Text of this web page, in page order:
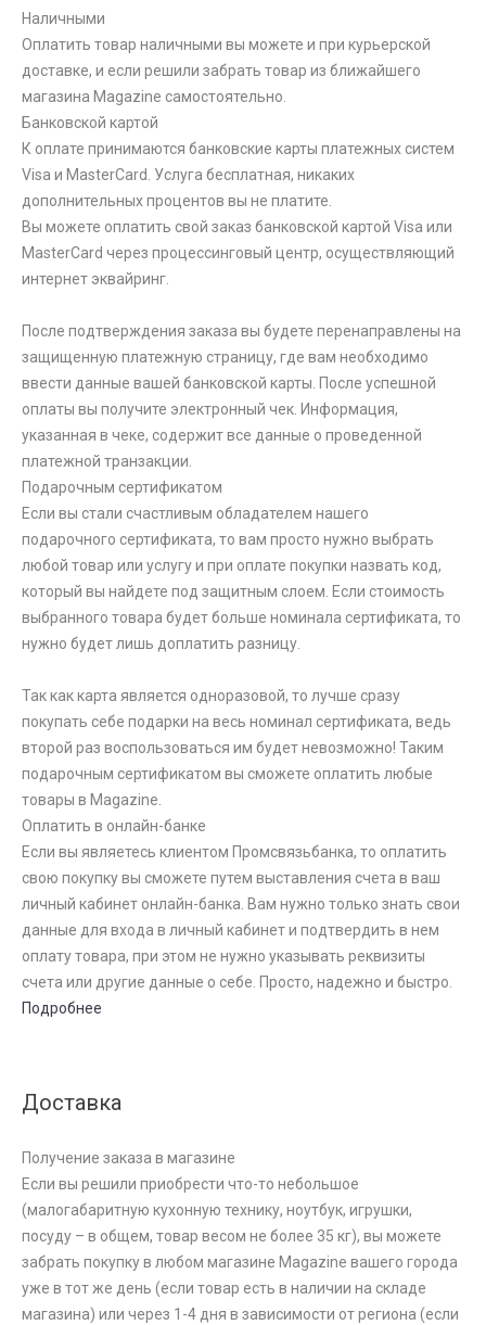
Наличными
Оплатить товар наличными вы можете и при курьерской
доставке, и если решили забрать товар из ближайшего
магазина Magazine самоcтоятельно.
Банковской картой
К оплате принимаются банковские карты платежных систем
Visa и MasterCard. Услуга бесплатная, никаких
дополнительных процентов вы не платите.
Вы можете оплатить свой заказ банковской картой Visa или
MasterCard через процессинговый центр, осуществляющий
интернет эквайринг.
После подтверждения заказа вы будете перенаправлены на
защищенную платежную страницу, где вам необходимо
ввести данные вашей банковской карты. После успешной
оплаты вы получите электронный чек. Информация,
указанная в чеке, содержит все данные о проведенной
платежной транзакции.
Подарочным сертификатом
Если вы стали счастливым обладателем нашего
подарочного сертификата, то вам просто нужно выбрать
любой товар или услугу и при оплате покупки назвать код,
который вы найдете под защитным слоем. Если стоимость
выбранного товара будет больше номинала сертификата, то
нужно будет лишь доплатить разницу.
Так как карта является одноразовой, то лучше сразу
покупать себе подарки на весь номинал сертификата, ведь
второй раз воспользоваться им будет невозможно! Таким
подарочным сертификатом вы сможете оплатить любые
товары в Magazine.
Оплатить в онлайн-банке
Если вы являетесь клиентом Промсвязьбанка, то оплатить
свою покупку вы сможете путем выставления счета в ваш
личный кабинет онлайн-банка. Вам нужно только знать свои
данные для входа в личный кабинет и подтвердить в нем
оплату товара, при этом не нужно указывать реквизиты
счета или другие данные о себе. Просто, надежно и быстро.
Подробнее
Доставка
Получение заказа в магазине
Если вы решили приобрести что-то небольшое
(малогабаритную кухонную технику, ноутбук, игрушки,
посуду – в общем, товар весом не более 35 кг), вы можете
забрать покупку в любом магазине Magazine вашего города
уже в тот же день (если товар есть в наличии на складе
магазина) или через 1-4 дня в зависимости от региона (если